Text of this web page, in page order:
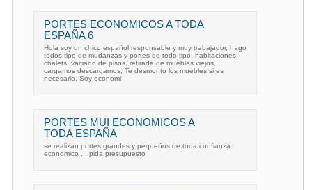
PORTES ECONOMICOS A TODA
ESPAÑA 6
Hola soy un chico español responsable y muy trabajador, hago
todos tipo de mudanzas y portes de todo tipo, habitaciones,
chalets, vaciado de pisos, retirada de muebles viejos,
cargamos descargamos, Te desmonto los muebles si es
necesario. Soy economi
PORTES MUI ECONOMICOS A
TODA ESPAÑA
se realizan portes grandes y pequeños de toda confianza
economico . . pida presupuesto